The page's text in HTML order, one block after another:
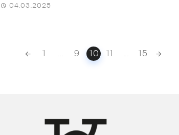
04.03.2025
1 ... 9 10 11 ... 15